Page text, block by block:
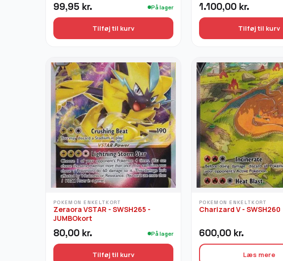
99,95 kr. På lager
Tilføj til kurv
1.100,00 kr.
Tilføj til kurv
POKEMON ENKELTKORT
Zeraora VSTAR - SWSH265 -
JUMBOkort
80,00 kr. På lager
Tilføj til kurv
POKEMON ENKELTKORT
Charizard V - SWSH260
600,00 kr.
Læs mere